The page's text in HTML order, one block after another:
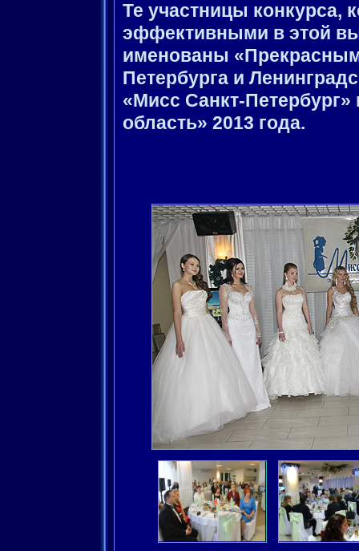
Те участницы
эффективными в этой
именованы
Петербурга и
«Мисс Санкт-
область» 2013 года.